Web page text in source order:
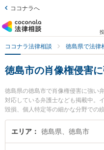
ココナラへ
ココナラ法律相談 徳島県で法律
徳島市の肖像権侵害
徳島県の徳島市で肖像権侵害に強い
対応している弁護士なども掲載中。
毀損、個人特定等の細かな分野での
き法律事務所の生長 拓也弁護士や
弁護士、朝田啓祐法律事務所の三木
エリア 徳島県、徳島市